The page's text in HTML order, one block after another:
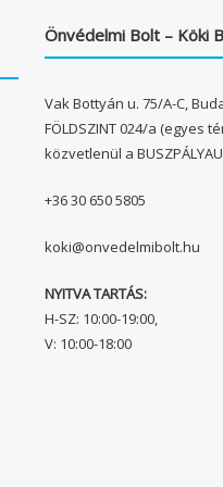
Önvédelmi Bolt – Köki
Vak Bottyán u. 75/A-C,
FÖLDSZINT 024/a (egyes
közvetlenül a
+36 30 650 5805
koki@onvedelmibolt.hu
NYITVA TARTÁS:
H-SZ: 10:00-19:00,
V: 10:00-18:00